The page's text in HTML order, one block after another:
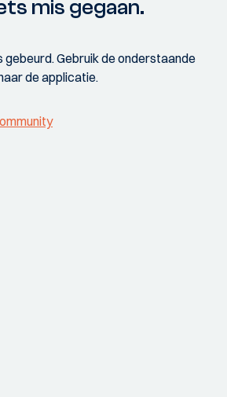
mis gegaan.
Gebruik de onderstaande
de applicatie.